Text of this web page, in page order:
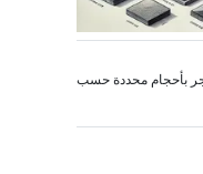
بأحجام محددة حسب